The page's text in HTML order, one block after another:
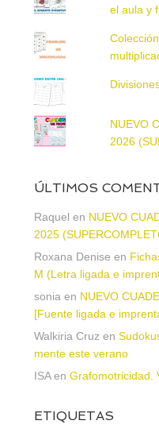
el aula y
NUEVO
2026
ÚLTIMOS
Raquel en NUEVO
2025
Roxana Denise en
M (Letra ligada e
sonia en NUEVO
[Fuente ligada e
Walkiria Cruz en
mente este verano
ISAen Grafomotricidad.
ETIQUETAS